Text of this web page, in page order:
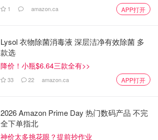
1 amazon.ca APP打开
Lysol 衣物除菌消毒液 深层洁净有效除菌 多
款选
降价！小瓶$6.64三款全有>>
33 22 amazon.ca APP打开
2026 Amazon Prime Day 热门数码产品 不完
全下单指北
神价太多挑花眼？提前抄作业